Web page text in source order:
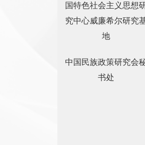
国特色社会主义思想
究中心威廉希尔研究
地
中国民族政策研究会
书处